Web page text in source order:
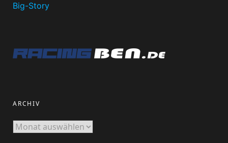
Big-Story
ARCHIV
Archiv